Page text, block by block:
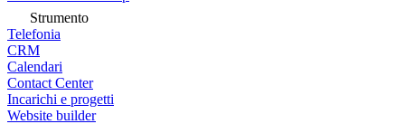
Strumento
Telefonia
CRM
Calendari
Contact Center
Incarichi e progetti
Website builder